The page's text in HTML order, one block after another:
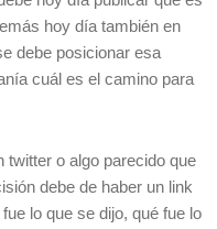
hoy día también en
debe posicionar esa
cuál es el camino para
twitter o algo parecido que
debe de haber un link
lo que se dijo, qué fue lo